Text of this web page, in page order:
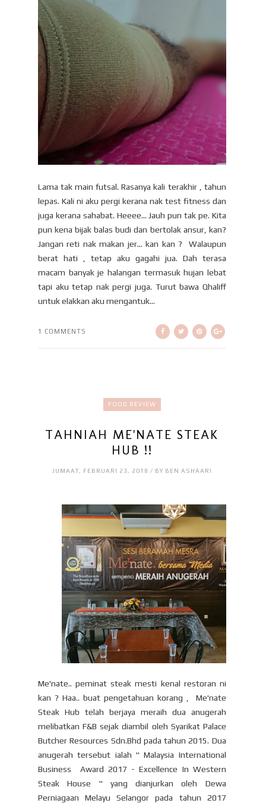
Lama tak main futsal. Rasanya kali terakhir , tahun
lepas. Kali ni aku pergi kerana nak test fitness dan
juga kerana sahabat. Heeee... Jauh pun tak pe. Kita
pun kena bijak balas budi dan bertolak ansur, kan?
Jangan reti nak makan jer... kan kan ? Walaupun
berat hati , tetap aku gagahi jua. Dah terasa
macam banyak je halangan termasuk hujan lebat
tapi aku tetap nak pergi juga. Turut bawa Qhaliff
untuk elakkan aku mengantuk...
1 COMMENTS
FOOD REVIEW
TAHNIAH ME'NATE STEAK
HUB !!
JUMAAT, FEBRUARI 23, 2018 / BY BEN ASHAARI
Me'nate.. peminat steak mesti kenal restoran ni
kan ? Haa.. buat pengetahuan korang , Me'nate
Steak Hub telah berjaya meraih dua anugerah
melibatkan F&B sejak diambil oleh Syarikat Palace
Butcher Resources Sdn.Bhd pada tahun 2015. Dua
anugerah tersebut ialah " Malaysia International
Business Award 2017 - Excellence In Western
Steak House " yang dianjurkan oleh Dewa
Perniagaan Melayu Selangor pada tahun 2017